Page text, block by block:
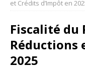
et Crédits d’Impôt en
Fiscalité du
Réductions
2025